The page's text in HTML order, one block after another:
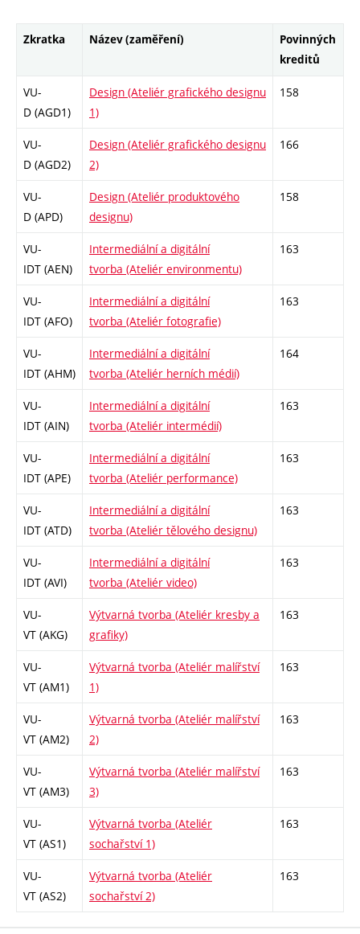
Zkratka Název (zaměření)
Povinných
kreditů
VU-
D (AGD1)
Design (Ateliér grafického designu
1)
158
VU-
D (AGD2)
Design (Ateliér grafického designu
2)
166
VU-
D (APD)
Design (Ateliér produktového
designu)
158
VU-
IDT (AEN)
Intermediální a digitální
tvorba (Ateliér environmentu)
163
VU-
IDT (AFO)
Intermediální a digitální
tvorba (Ateliér fotografie)
163
VU-
IDT (AHM)
Intermediální a digitální
tvorba (Ateliér herních médií)
164
VU-
IDT (AIN)
Intermediální a digitální
tvorba (Ateliér intermédií)
163
VU-
IDT (APE)
Intermediální a digitální
tvorba (Ateliér performance)
163
VU-
IDT (ATD)
Intermediální a digitální
tvorba (Ateliér tělového designu)
163
VU-
IDT (AVI)
Intermediální a digitální
tvorba (Ateliér video)
163
VU-
VT (AKG)
Výtvarná tvorba (Ateliér kresby a
grafiky)
163
VU-
VT (AM1)
Výtvarná tvorba (Ateliér malířství
1)
163
VU-
VT (AM2)
Výtvarná tvorba (Ateliér malířství
2)
163
VU-
VT (AM3)
Výtvarná tvorba (Ateliér malířství
3)
163
VU-
VT (AS1)
Výtvarná tvorba (Ateliér
sochařství 1)
163
VU-
VT (AS2)
Výtvarná tvorba (Ateliér
sochařství 2)
163